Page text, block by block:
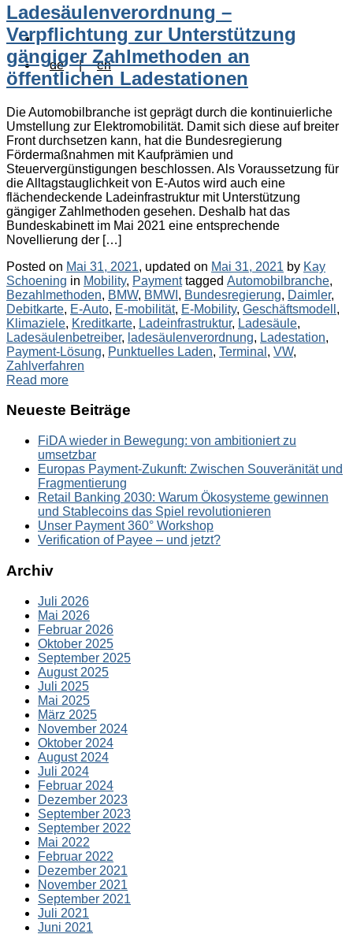
de | en
Ladesäulenverordnung –
Verpflichtung zur Unterstützung
gängiger Zahlmethoden an
öffentlichen Ladestationen
Die Automobilbranche ist geprägt durch die kontinuierliche
Umstellung zur Elektromobilität. Damit sich diese auf breiter
Front durchsetzen kann, hat die Bundesregierung
Fördermaßnahmen mit Kaufprämien und
Steuervergünstigungen beschlossen. Als Voraussetzung für
die Alltagstauglichkeit von E-Autos wird auch eine
flächendeckende Ladeinfrastruktur mit Unterstützung
gängiger Zahlmethoden gesehen. Deshalb hat das
Bundeskabinett im Mai 2021 eine entsprechende
Novellierung der […]
Posted on Mai 31, 2021, updated on Mai 31, 2021 by Kay
Schoening in Categories
Mobility, Paymenttagged Tags
Automobilbranche,
Bezahlmethoden, BMW, BMWI , Bundesregierung, Daimler,
Debitkarte, E-Auto, E-mobilität, E-Mobility, Geschäftsmodell ,
Klimaziele, Kreditkarte, Ladeinfrastruktur, Ladesäule,
Ladesäulenbetreiber, ladesäulenverordnung, Ladestation,
Payment-Lösung, Punktuelles Laden, Terminal , VW,
Zahlverfahren
Read more
Neueste Beiträge
FiDA wieder in Bewegung: von ambitioniert zu
umsetzbar
Europas Payment-Zukunft: Zwischen Souveränität und
Fragmentierung
Retail Banking 2030: Warum Ökosysteme gewinnen
und Stablecoins das Spiel revolutionieren
Unser Payment 360° Workshop
Verification of Payee – und jetzt?
Archiv
Juli 2026
Mai 2026
Februar 2026
Oktober 2025
September 2025
August 2025
Juli 2025
Mai 2025
März 2025
November 2024
Oktober 2024
August 2024
Juli 2024
Februar 2024
Dezember 2023
September 2023
September 2022
Mai 2022
Februar 2022
Dezember 2021
November 2021
September 2021
Juli 2021
Juni 2021